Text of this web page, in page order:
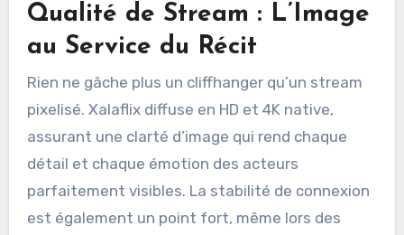
Qualité de Stream : L’Image
au Service du Récit
Rien ne gâche plus un cliffhanger qu’un stream
pixelisé. Xalaflix diffuse en HD et 4K native,
assurant une clarté d’image qui rend chaque
détail et chaque émotion des acteurs
parfaitement visibles. La stabilité de connexion
est également un point fort, même lors des